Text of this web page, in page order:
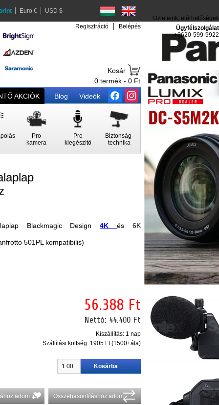
Euro € USD $
Regisztráció Belépés
Kosár
0 termék - 0 Ft
AKCIÓK Blog Videók
Pro
kamera
Pro
kiegészítő
Biztonság-
technika
Üzleteink, elérhetőségek
Ügyfélszolgálat
+3620-599-9922
Blackmagic Design4K és 6K
501PL kompatibilis)
56.388 Ft
Nettó: 44.400 Ft
Kiszállítás: 1 nap
Szállítási költség:1905 Ft (1500+áfa)
adom Összehasonlításhoz adom